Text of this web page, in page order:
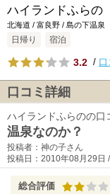
ハイランドふらの
北海道 / 富良野 / 島の下温泉
日帰り 宿泊
3.2 / 口
口コミ詳細
ハイランドふらのの口
温泉なのか？
投稿者：神の子さん
投稿日：2010年08月29日
総合評価